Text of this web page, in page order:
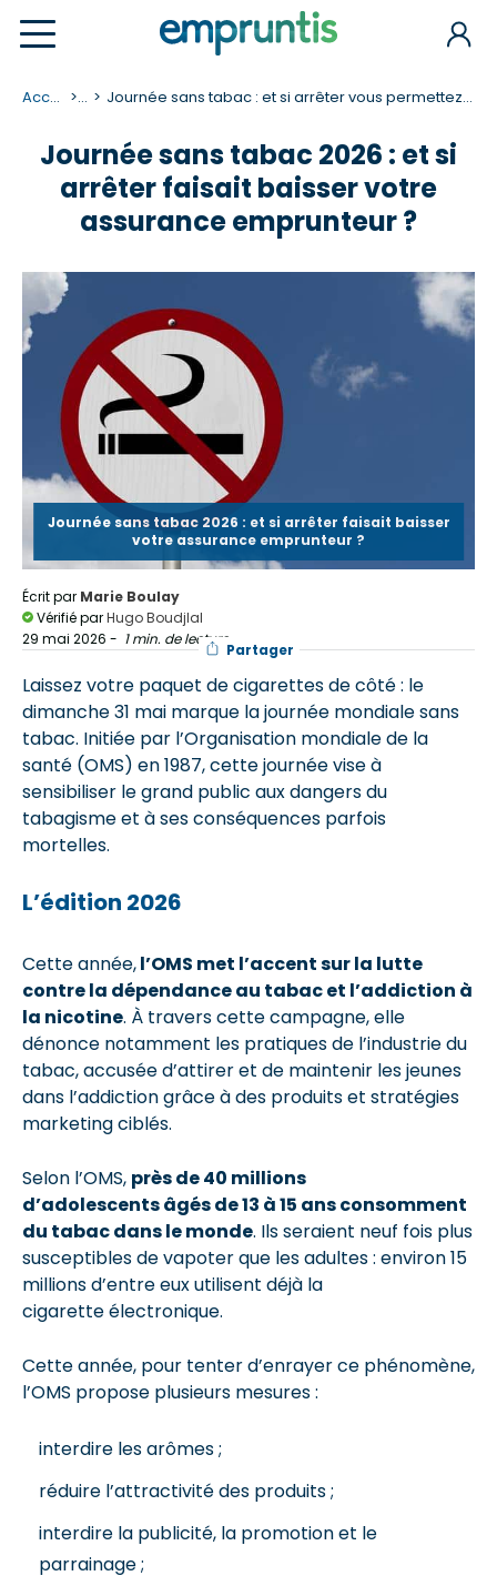
Accueil ... Journée sans tabac : et si arrêter vous permettez d'économiser ?
Journée sans tabac 2026 : et si
arrêter faisait baisser votre
assurance emprunteur ?
Journée sans tabac 2026 : et si arrêter faisait baisser
votre assurance emprunteur ?
Écrit par Marie Boulay
Vérifié parHugo Boudjlal
29 mai 2026 - 1 min. de lecture
Partager
Laissez votre paquet de cigarettes de côté : le
dimanche 31 mai marque la journée mondiale sans
tabac. Initiée par l’Organisation mondiale de la
santé (OMS) en 1987, cette journée vise à
sensibiliser le grand public aux dangers du
tabagisme et à ses conséquences parfois
mortelles.
L’édition 2026
Cette année,l’OMS met l’accent sur la lutte
contre la dépendance au tabac et l’addiction à
la nicotine. À travers cette campagne, elle
dénonce notamment les pratiques de l’industrie du
tabac, accusée d’attirer et de maintenir les jeunes
dans l’addiction grâce à des produits et stratégies
marketing ciblés.
Selon l’OMS, près de 40 millions
d’adolescents âgés de 13 à 15 ans consomment
du tabac dans le monde. Ils seraient neuf fois plus
susceptibles de vapoter que les adultes : environ 15
millions d’entre eux utilisent déjà la
cigarette électronique.
Cette année, pour tenter d’enrayer ce phénomène,
l’OMS propose plusieurs mesures :
interdire les arômes ;
réduire l’attractivité des produits ;
interdire la publicité, la promotion et le
parrainage ;